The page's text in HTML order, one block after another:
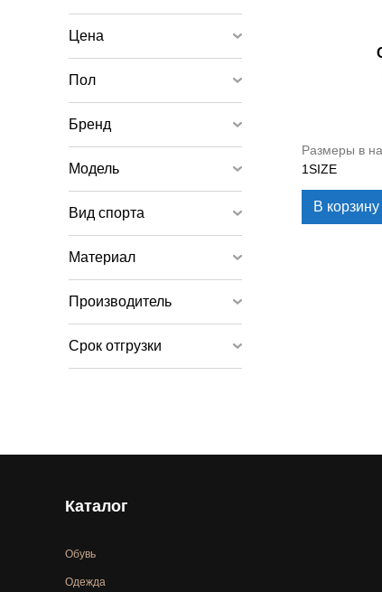
Цена
Пол
Бренд
Модель
Вид спорта
Материал
Производитель
Срок отгрузки
Размеры в
1SIZE
В корзину
Каталог
Обувь
Одежда